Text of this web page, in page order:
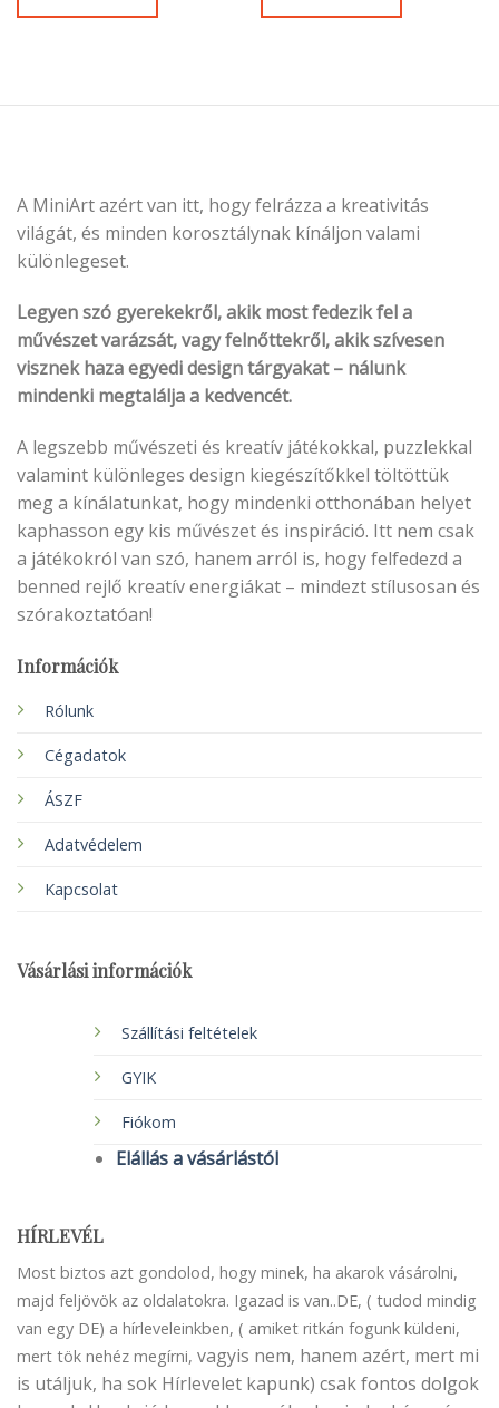
A MiniArt azért van itt, hogy felrázza a kreativitás
világát, és minden korosztálynak kínáljon valami
különlegeset.
Legyen szó gyerekekről, akik most fedezik fel a
művészet varázsát, vagy felnőttekről, akik szívesen
visznek haza egyedi design tárgyakat – nálunk
mindenki megtalálja a kedvencét.
A legszebb művészeti és kreatív játékokkal, puzzlekkal
valamint különleges design kiegészítőkkel töltöttük
meg a kínálatunkat, hogy mindenki otthonában helyet
kaphasson egy kis művészet és inspiráció. Itt nem csak
a játékokról van szó, hanem arról is, hogy felfedezd a
benned rejlő kreatív energiákat – mindezt stílusosan és
szórakoztatóan!
Információk
Rólunk
Cégadatok
ÁSZF
Adatvédelem
Kapcsolat
Vásárlási információk
Szállítási feltételek
GYIK
Fiókom
Elállás a vásárlástól
HÍRLEVÉL
Most biztos azt gondolod, hogy minek, ha akarok vásárolni,
majd feljövök az oldalatokra. Igazad is van..DE, ( tudod mindig
van egy DE) a hírleveleinkben, ( amiket ritkán fogunk küldeni,
mert tök nehéz megírni, vagyis nem, hanem azért, mert mi
is utáljuk, ha sok Hírlevelet kapunk) csak fontos dolgok